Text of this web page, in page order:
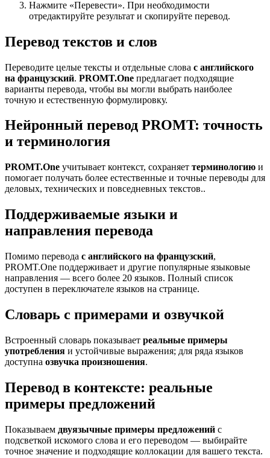
Нажмите «Перевести». При необходимости
отредактируйте результат и скопируйте перевод.
Перевод текстов и слов
Переводите целые тексты и отдельные слова с английского
на французский. PROMT.One предлагает подходящие
варианты перевода, чтобы вы могли выбрать наиболее
точную и естественную формулировку.
Нейронный перевод PROMT: точность
и терминология
PROMT.One учитывает контекст, сохраняет терминологию и
помогает получать более естественные и точные переводы для
деловых, технических и повседневных текстов..
Поддерживаемые языки и
направления перевода
Помимо перевода с английского на французский,
PROMT.One поддерживает и другие популярные языковые
направления — всего более 20 языков. Полный список
доступен в переключателе языков на странице.
Словарь с примерами и озвучкой
Встроенный словарь показывает реальные примеры
употребления и устойчивые выражения; для ряда языков
доступна озвучка произношения.
Перевод в контексте: реальные
примеры предложений
Показываем двуязычные примеры предложений с
подсветкой искомого слова и его переводом — выбирайте
точное значение и подходящие коллокации для вашего текста.